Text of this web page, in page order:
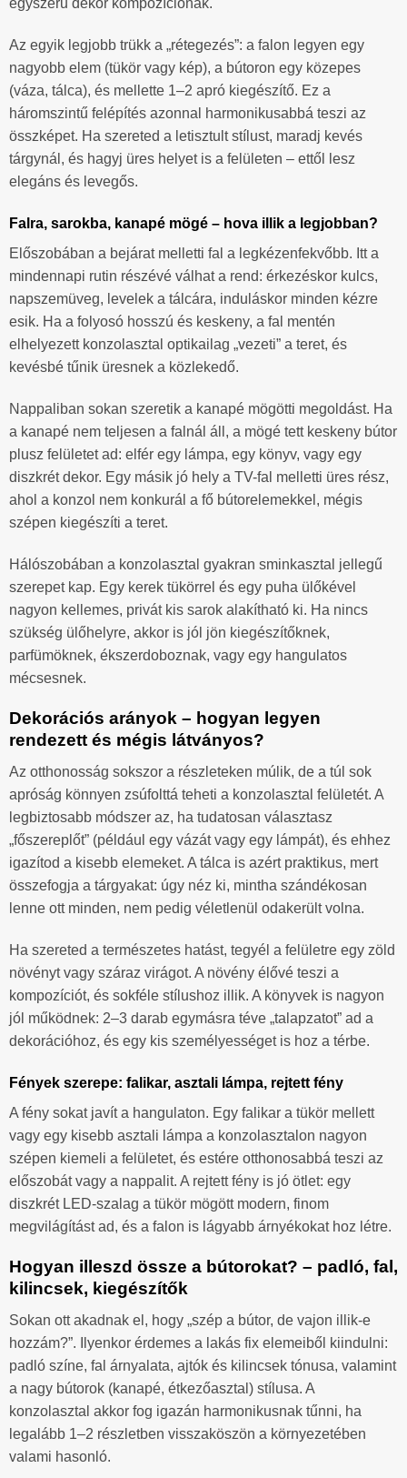
egyszerű dekor kompozíciónak.
Az egyik legjobb trükk a „rétegezés”: a falon legyen egy
nagyobb elem (tükör vagy kép), a bútoron egy közepes
(váza, tálca), és mellette 1–2 apró kiegészítő. Ez a
háromszintű felépítés azonnal harmonikusabbá teszi az
összképet. Ha szereted a letisztult stílust, maradj kevés
tárgynál, és hagyj üres helyet is a felületen – ettől lesz
elegáns és levegős.
Falra, sarokba, kanapé mögé – hova illik a legjobban?
Előszobában a bejárat melletti fal a legkézenfekvőbb. Itt a
mindennapi rutin részévé válhat a rend: érkezéskor kulcs,
napszemüveg, levelek a tálcára, induláskor minden kézre
esik. Ha a folyosó hosszú és keskeny, a fal mentén
elhelyezett konzolasztal optikailag „vezeti” a teret, és
kevésbé tűnik üresnek a közlekedő.
Nappaliban sokan szeretik a kanapé mögötti megoldást. Ha
a kanapé nem teljesen a falnál áll, a mögé tett keskeny bútor
plusz felületet ad: elfér egy lámpa, egy könyv, vagy egy
diszkrét dekor. Egy másik jó hely a TV-fal melletti üres rész,
ahol a konzol nem konkurál a fő bútorelemekkel, mégis
szépen kiegészíti a teret.
Hálószobában a konzolasztal gyakran sminkasztal jellegű
szerepet kap. Egy kerek tükörrel és egy puha ülőkével
nagyon kellemes, privát kis sarok alakítható ki. Ha nincs
szükség ülőhelyre, akkor is jól jön kiegészítőknek,
parfümöknek, ékszerdoboznak, vagy egy hangulatos
mécsesnek.
Dekorációs arányok – hogyan legyen
rendezett és mégis látványos?
Az otthonosság sokszor a részleteken múlik, de a túl sok
apróság könnyen zsúfolttá teheti a konzolasztal felületét. A
legbiztosabb módszer az, ha tudatosan választasz
„főszereplőt” (például egy vázát vagy egy lámpát), és ehhez
igazítod a kisebb elemeket. A tálca is azért praktikus, mert
összefogja a tárgyakat: úgy néz ki, mintha szándékosan
lenne ott minden, nem pedig véletlenül odakerült volna.
Ha szereted a természetes hatást, tegyél a felületre egy zöld
növényt vagy száraz virágot. A növény élővé teszi a
kompozíciót, és sokféle stílushoz illik. A könyvek is nagyon
jól működnek: 2–3 darab egymásra téve „talapzatot” ad a
dekorációhoz, és egy kis személyességet is hoz a térbe.
Fények szerepe: falikar, asztali lámpa, rejtett fény
A fény sokat javít a hangulaton. Egy falikar a tükör mellett
vagy egy kisebb asztali lámpa a konzolasztalon nagyon
szépen kiemeli a felületet, és estére otthonosabbá teszi az
előszobát vagy a nappalit. A rejtett fény is jó ötlet: egy
diszkrét LED-szalag a tükör mögött modern, finom
megvilágítást ad, és a falon is lágyabb árnyékokat hoz létre.
Hogyan illeszd össze a bútorokat? – padló, fal,
kilincsek, kiegészítők
Sokan ott akadnak el, hogy „szép a bútor, de vajon illik-e
hozzám?”. Ilyenkor érdemes a lakás fix elemeiből kiindulni:
padló színe, fal árnyalata, ajtók és kilincsek tónusa, valamint
a nagy bútorok (kanapé, étkezőasztal) stílusa. A
konzolasztal akkor fog igazán harmonikusnak tűnni, ha
legalább 1–2 részletben visszaköszön a környezetében
valami hasonló.